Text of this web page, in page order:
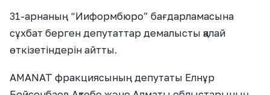
31-арнаның “Ииформбюро” бағдарламасына
сұхбат берген депутаттар демалысты қалай
өткізетіндерін айтты.
AMANAT фракциясының депутаты Елнұр